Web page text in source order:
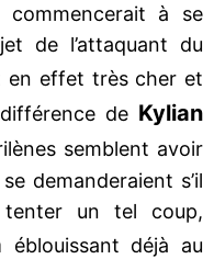
à se
de l’attaquant du
en effet très cher et
de Kylian
semblent avoir
demanderaient s’il
un tel coup,
éblouissant déjà au